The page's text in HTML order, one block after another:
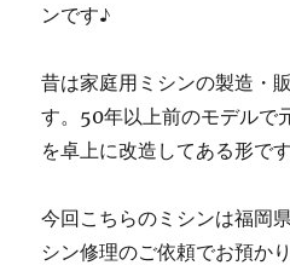
ンです♪
昔は家庭用ミシンの製造・
す。50年以上前のモデルで
を卓上に改造してある形です
今回こちらのミシンは福岡
シン修理のご依頼でお預か